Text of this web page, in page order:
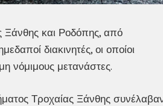
Ξάνθης και Ροδόπης, από
διακινητές, οι οποίοι
νόμιμους μετανάστες.
Τροχαίας Ξάνθης